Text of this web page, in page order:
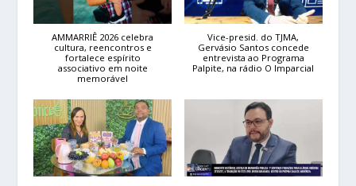
AMMARRIÊ 2026 celebra
cultura, reencontros e
fortalece espírito
associativo em noite
memorável
Vice-presid. do TJMA,
Gervásio Santos concede
entrevista ao Programa
Palpite, na rádio O Imparcial